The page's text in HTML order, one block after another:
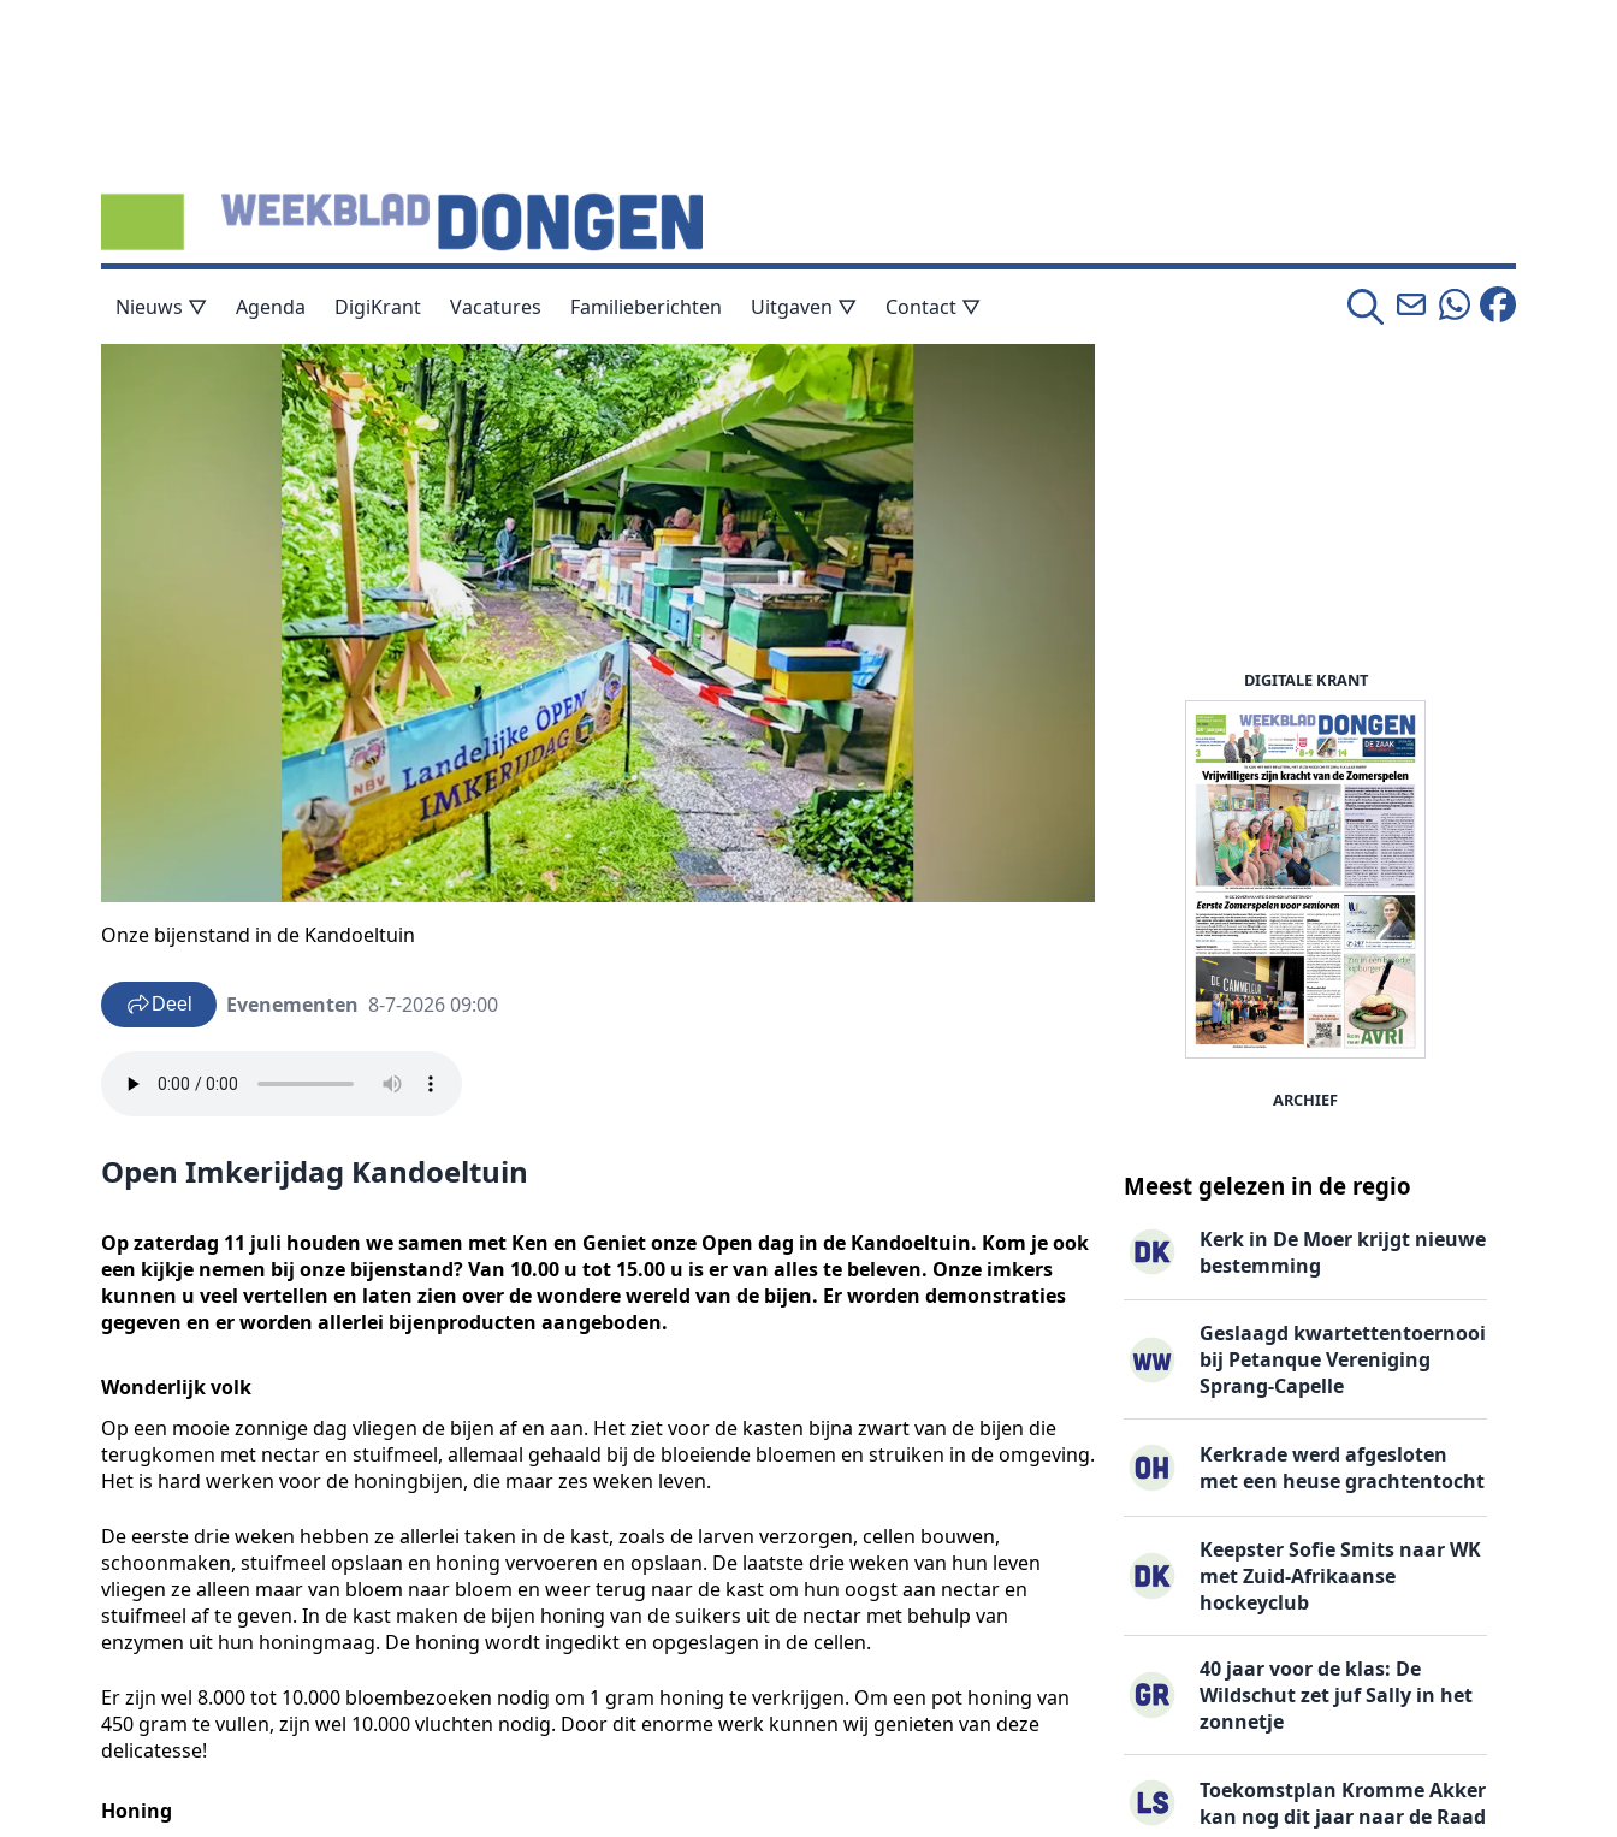
Nieuws ▽ Agenda DigiKrant Vacatures Familieberichten Uitgaven ▽ Contact ▽
Onze bijenstand in de Kandoeltuin
Deel Evenementen 8-7-2026 09:00
Open Imkerijdag Kandoeltuin
Op zaterdag 11 juli houden we samen met Ken en Geniet onze Open dag in de Kandoeltuin. Kom je ook
een kijkje nemen bij onze bijenstand? Van 10.00 u tot 15.00 u is er van alles te beleven. Onze imkers
kunnen u veel vertellen en laten zien over de wondere wereld van de bijen. Er worden demonstraties
gegeven en er worden allerlei bijenproducten aangeboden.
Wonderlijk volk
Op een mooie zonnige dag vliegen de bijen af en aan. Het ziet voor de kasten bijna zwart van de bijen die
terugkomen met nectar en stuifmeel, allemaal gehaald bij de bloeiende bloemen en struiken in de omgeving.
Het is hard werken voor de honingbijen, die maar zes weken leven.
De eerste drie weken hebben ze allerlei taken in de kast, zoals de larven verzorgen, cellen bouwen,
schoonmaken, stuifmeel opslaan en honing vervoeren en opslaan. De laatste drie weken van hun leven
vliegen ze alleen maar van bloem naar bloem en weer terug naar de kast om hun oogst aan nectar en
stuifmeel af te geven. In de kast maken de bijen honing van de suikers uit de nectar met behulp van
enzymen uit hun honingmaag. De honing wordt ingedikt en opgeslagen in de cellen.
Er zijn wel 8.000 tot 10.000 bloembezoeken nodig om 1 gram honing te verkrijgen. Om een pot honing van
450 gram te vullen, zijn wel 10.000 vluchten nodig. Door dit enorme werk kunnen wij genieten van deze
delicatesse!
Honing
DIGITALE KRANT
ARCHIEF
Meest gelezen in de regio
Kerk in De Moer krijgt nieuwe
bestemming
Geslaagd kwartettentoernooi
bij Petanque Vereniging
Sprang-Capelle
Kerkrade werd afgesloten
met een heuse grachtentocht
Keepster Sofie Smits naar WK
met Zuid-Afrikaanse
hockeyclub
40 jaar voor de klas: De
Wildschut zet juf Sally in het
zonnetje
Toekomstplan Kromme Akker
kan nog dit jaar naar de Raad